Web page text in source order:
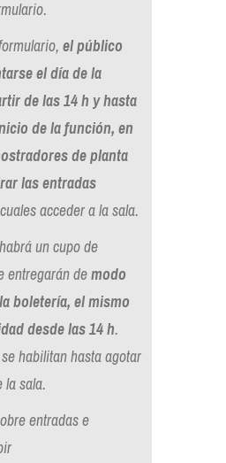
el público
el día de la
de las 14 h y hasta
de la función, en
de planta
las entradas
acceder a la sala.
un cupo de
entregarán demodo
boletería, el mismo
desde las 14 h.
habilitan hasta agotar
la sala.
entradas e